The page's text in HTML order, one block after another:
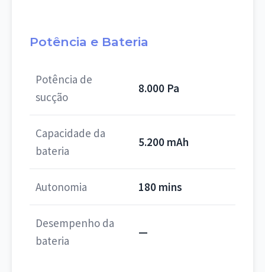
Potência e Bateria
Potência de
sucção
8.000 Pa
Capacidade da
bateria
5.200 mAh
Autonomia 180 mins
Desempenho da
bateria
—